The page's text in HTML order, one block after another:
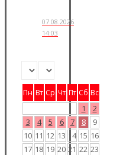
07.08.2026
14:03
Пн Вт Ср Чт Пт Сб Вс
1
2
3
4 5 6 7 8
9
10 11 12 13 14 15 16
17 18 19 20 21 22 23